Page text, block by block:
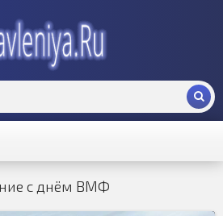
с днём ВМФ